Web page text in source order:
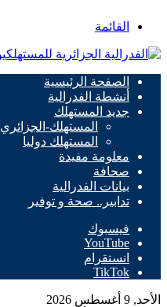
القائمة
الصفحة الرئيسية
أنشطة الفدرالية
جديد المستهلك
المستهلك-الجزائري
المستهلك دوليا
معلومة مفيدة
صحافة
بيانات الفدرالية
تدابير.. صحة و توفير
فيسبوك
‫YouTube
انستقرام
‫TikTok
الأحد, 9 أغسطس 2026